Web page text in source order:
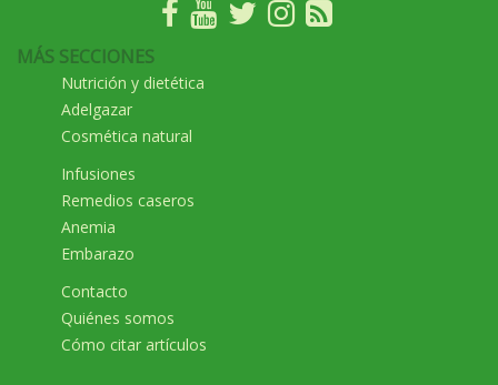
MÁS SECCIONES
Nutrición y dietética
Adelgazar
Cosmética natural
Infusiones
Remedios caseros
Anemia
Embarazo
Contacto
Quiénes somos
Cómo citar artículos